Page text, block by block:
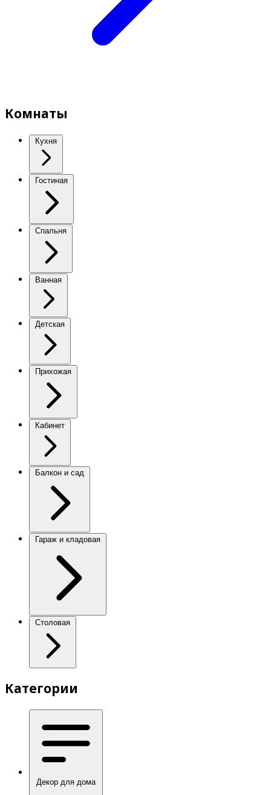
Комнаты
Кухня
Гостиная
Спальня
Ванная
Детская
Прихожая
Кабинет
Балкон и сад
Гараж и кладовая
Столовая
Категории
Декор для дома